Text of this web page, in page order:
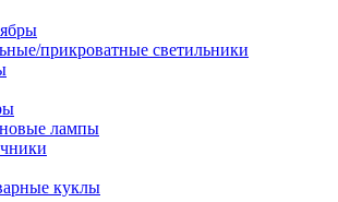
прикроватные светильники
лампы
куклы